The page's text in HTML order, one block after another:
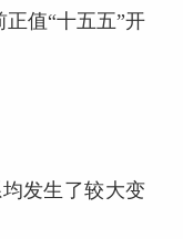
值“十五五”开
发生了较大变